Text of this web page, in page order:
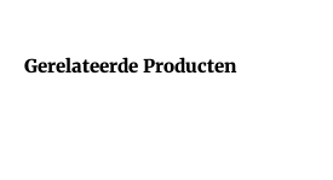
Gerelateerde Producten